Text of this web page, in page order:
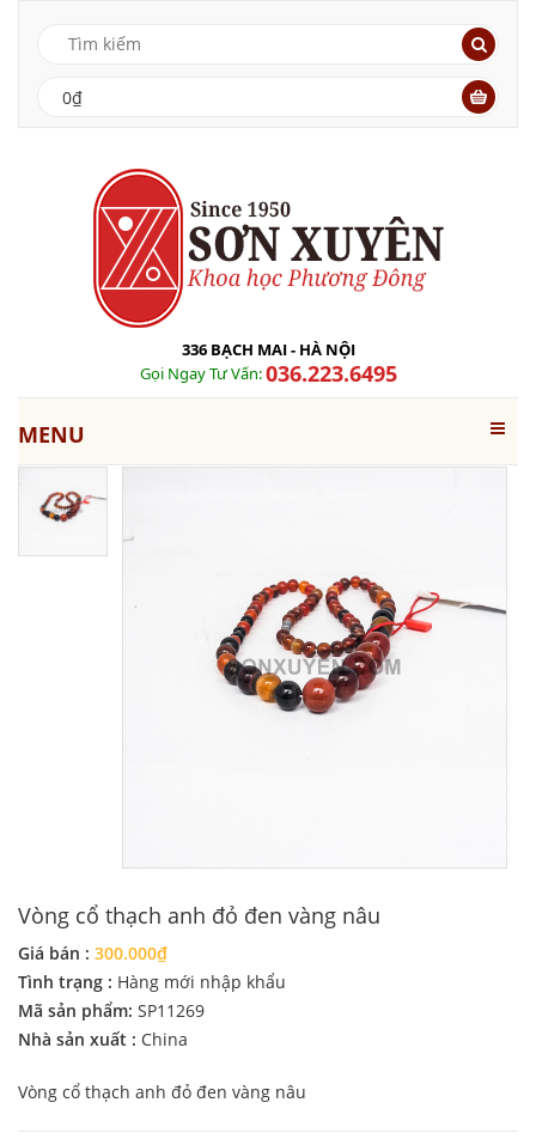
0₫
336 BẠCH MAI - HÀ NỘI
Gọi Ngay Tư Vấn:036.223.6495
MENU
Vòng cổ thạch anh đỏ đen vàng nâu
Giá bán : 300.000₫
Tình trạng : Hàng mới nhập khẩu
Mã sản phẩm: SP11269
Nhà sản xuất : China
Vòng cổ thạch anh đỏ đen vàng nâu